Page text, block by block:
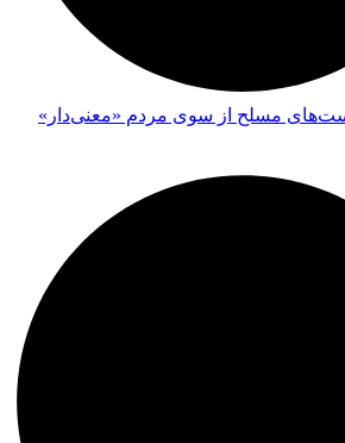
مسلح از سوی مردم «معنی‌دار»